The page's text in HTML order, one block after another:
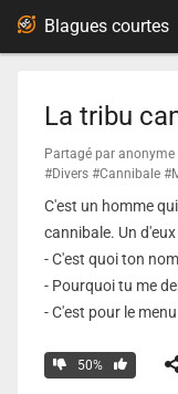
La tribu
Partagé par anonyme
#Divers #Cannibale
C'est un homme
cannibale. Un
- C'est quoi ton
- Pourquoi tu me
- C'est pour le
50%
Blagues courtes